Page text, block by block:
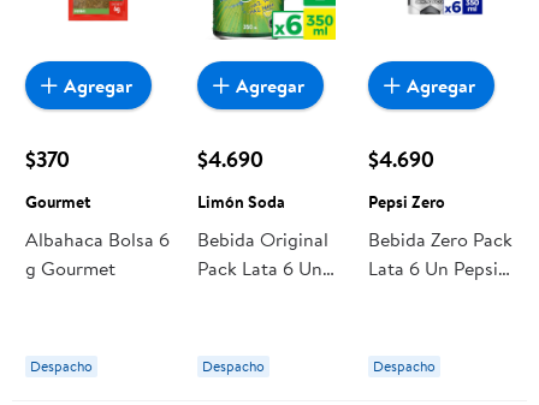
$370
Gourmet
Albahaca Bolsa 6
g Gourmet
Despacho
Agregar
$4.690
Limón Soda
Bebida Original
Pack Lata 6 Un
Despacho
Agregar
$4.690
Pepsi Zero
Bebida Zero Pack
Lata 6 Un Pepsi
Despacho
Agregar